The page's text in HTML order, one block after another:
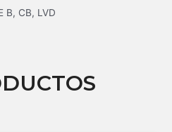
B, CB, LVD